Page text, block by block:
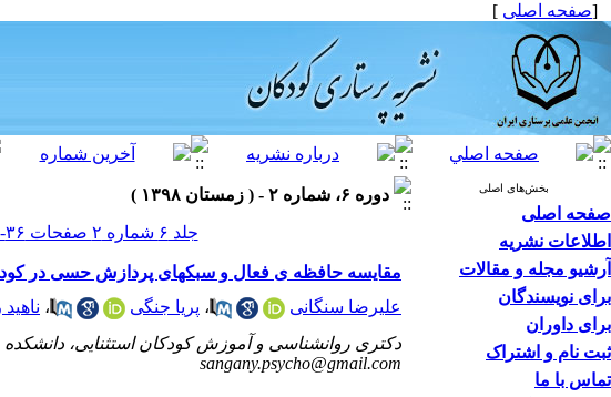
[صفحه اصلی ]
بخش‌های اصلی
صفحه اصلی
اطلاعات نشریه
آرشیو مجله و مقالات
برای نویسندگان
برای داوران
ثبت نام و اشتراک
تماس با ما
دوره ۶، شماره ۲ - ( زمستان ۱۳۹۸ )
جلد ۶ شماره ۲ صفحات ۳۶-۳۰
مقایسه حافظه ی فعال و سبکهای پردازش حسی در
علیرضا سنگانی
، پریا جنگی ،
دکتری روانشناسی و آموزش کودکان استثنایی، دانشکده
sangany.psycho@gmail.com